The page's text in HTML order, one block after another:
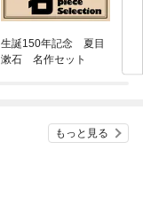
生誕150年記念 夏目
漱石 名作セット
もっと見る